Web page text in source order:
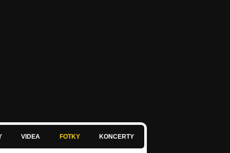
VIDEA FOTKY KONCERTY